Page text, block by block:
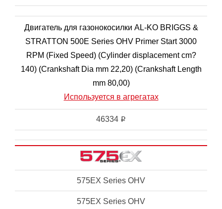
Двигатель для газонокосилки AL-KO BRIGGS &
STRATTON 500E Series OHV Primer Start 3000
RPM (Fixed Speed) (Cylinder displacement cm?
140) (Crankshaft Dia mm 22,20) (Crankshaft Length
mm 80,00)
Используется в агрегатах
46334 i
575EX Series OHV
575EX Series OHV